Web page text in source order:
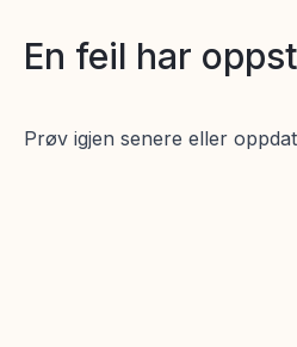
En feil har
Prøv igjen senere eller